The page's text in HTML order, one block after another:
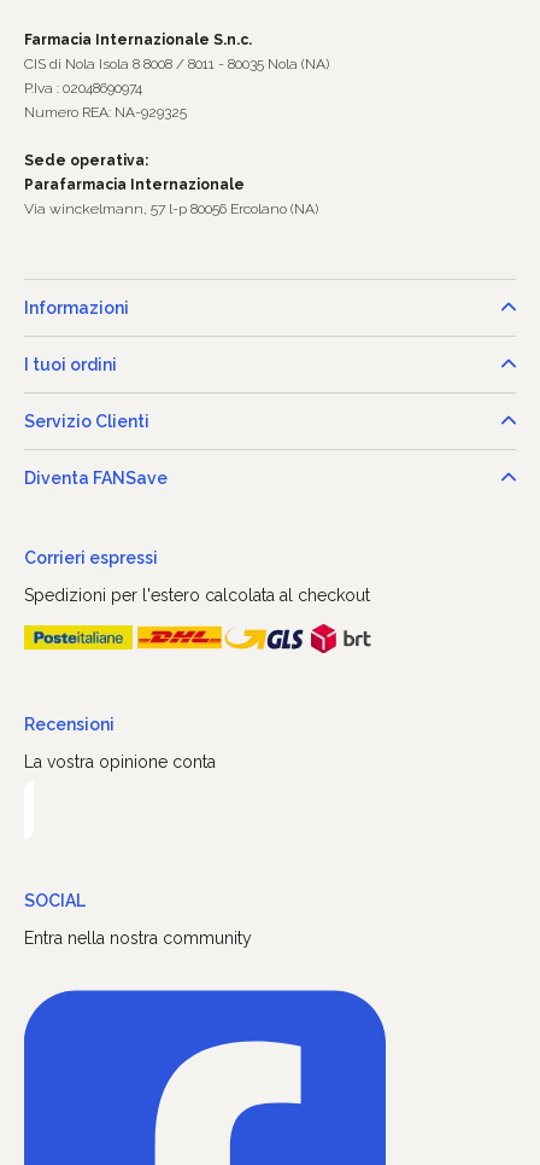
Farmacia Internazionale S.n.c.
CIS di Nola Isola 8 8008 / 8011 - 80035 Nola (NA)
P.Iva : 02048690974
Numero REA: NA-929325
Sede operativa:
Parafarmacia Internazionale
Via winckelmann, 57 l-p 80056 Ercolano (NA)
Informazioni
I tuoi ordini
Servizio Clienti
Diventa FANSave
Corrieri espressi
Spedizioni per l'estero calcolata al checkout
Recensioni
La vostra opinione conta
SOCIAL
Entra nella nostra community